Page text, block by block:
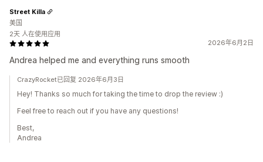
2026年6月2日
Andrea helped me and everything runs smooth
Street Killa
美国
2天 人在使用应用
CrazyRocket已回复 2026年6月3日
Hey! Thanks so much for taking the time to drop the review :)
Feel free to reach out if you have any questions!
Best,
Andrea